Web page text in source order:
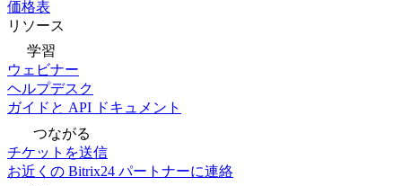
価格表
リソース
学習
ウェビナー
ヘルプデスク
ガイドと API ドキュメント
つながる
チケットを送信
お近くの Bitrix24 パートナーに連絡